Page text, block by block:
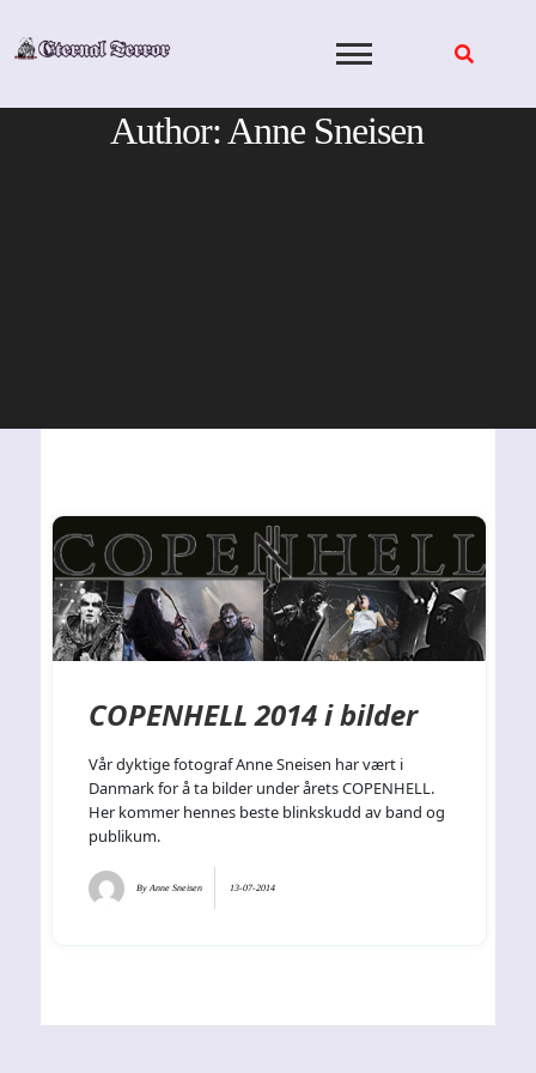
Author: Anne Sneisen
COPENHELL 2014 i bilder
Vår dyktige fotograf Anne Sneisen har vært i
Danmark for å ta bilder under årets COPENHELL.
Her kommer hennes beste blinkskudd av band og
publikum.
ByAnne Sneisen 13-07-2014